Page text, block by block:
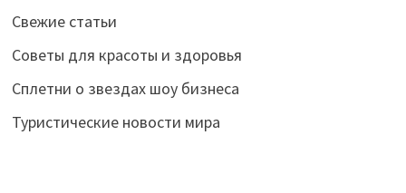
Свежие статьи
Советы для красоты и здоровья
Сплетни о звездах шоу бизнеса
Туристические новости мира